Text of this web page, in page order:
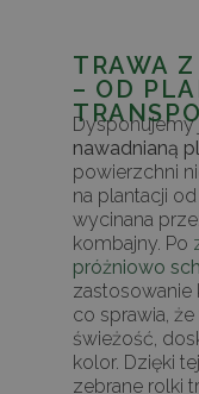
TRAWA
– OD
Dysponujemy
nawadnianą
powierzchni
na plantacji od
wycinana
kombajny. Po
próżniowo
zastosowanie
co sprawia, że
świeżość,
kolor. Dzięki
zebrane rolki